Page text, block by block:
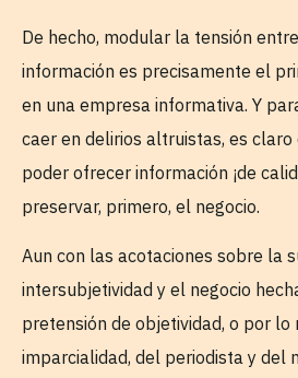
De hecho, modular la tensión
información es precisamente el
en una empresa informativa. Y
caer en delirios altruistas, es
poder ofrecer información ¡de
preservar, primero, el negocio.
Aun con las acotaciones sobre la
intersubjetividad y el negocio
pretensión de objetividad, o por lo
imparcialidad, del periodista y del